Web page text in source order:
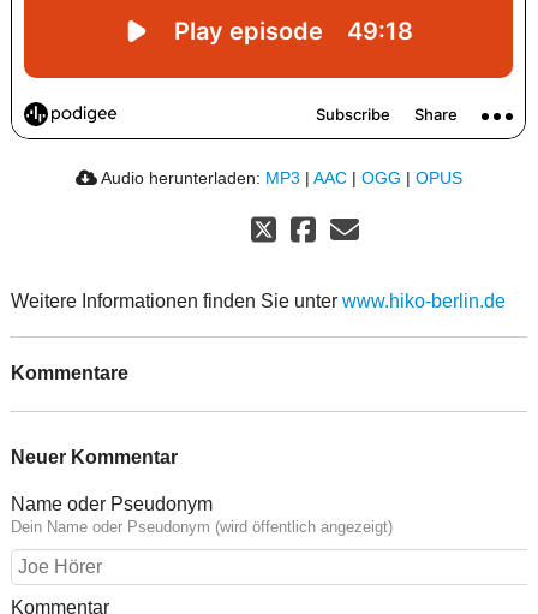
Audio herunterladen: MP3 | AAC | OGG | OPUS
Weitere Informationen finden Sie unter www.hiko-berlin.de
Kommentare
Neuer Kommentar
Name oder Pseudonym
Dein Name oder Pseudonym (wird öffentlich angezeigt)
Kommentar